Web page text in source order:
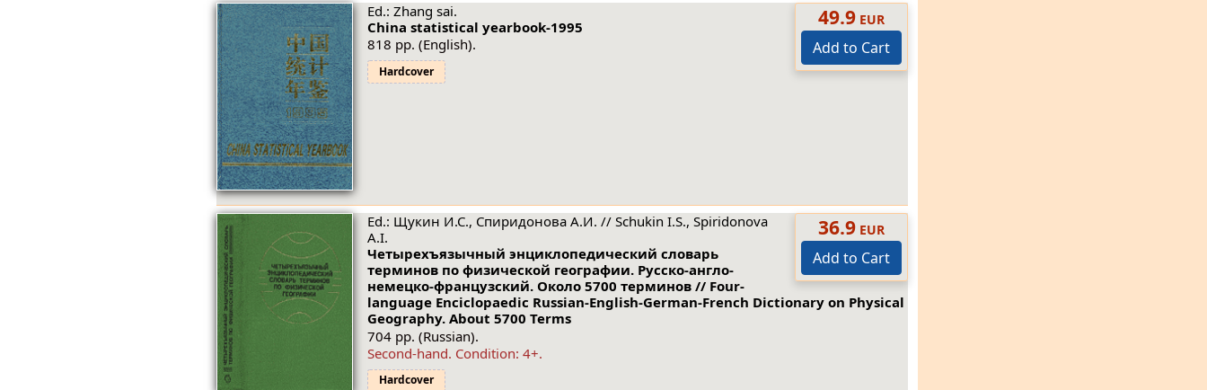
49.9 EUR
Add to Cart
Ed.: Zhang sai.
China statistical yearbook-1995
818 pp. (English).
Hardcover
36.9 EUR
Add to Cart
Ed.: Щукин И.С., Спиридонова А.И. // Schukin I.S., Spiridonova
A.I.
Четырехъязычный энциклопедический словарь
терминов по физической географии. Русско-англо-
немецко-французский. Около 5700 терминов // Four-
language Enciclopaedic Russian-English-German-French Dictionary on Physical
Geography. About 5700 Terms
704 pp. (Russian).
Second-hand. Condition: 4+.
Hardcover